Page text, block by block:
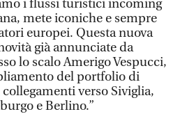
i flussi turistici incoming
mete iconiche e sempre
europei. Questa nuova
già annunciate da
lo scalo Amerigo Vespucci,
del portfolio di
verso Siviglia,
e Berlino.”